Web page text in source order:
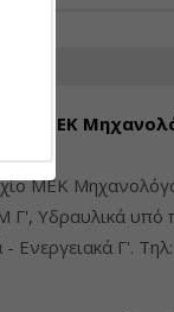
ΜΕΚ
ΜΕΚ
Γ', Υδραυλικά υπό
- Ενεργειακά Γ'. Τηλ:
Διάρκεια: 9